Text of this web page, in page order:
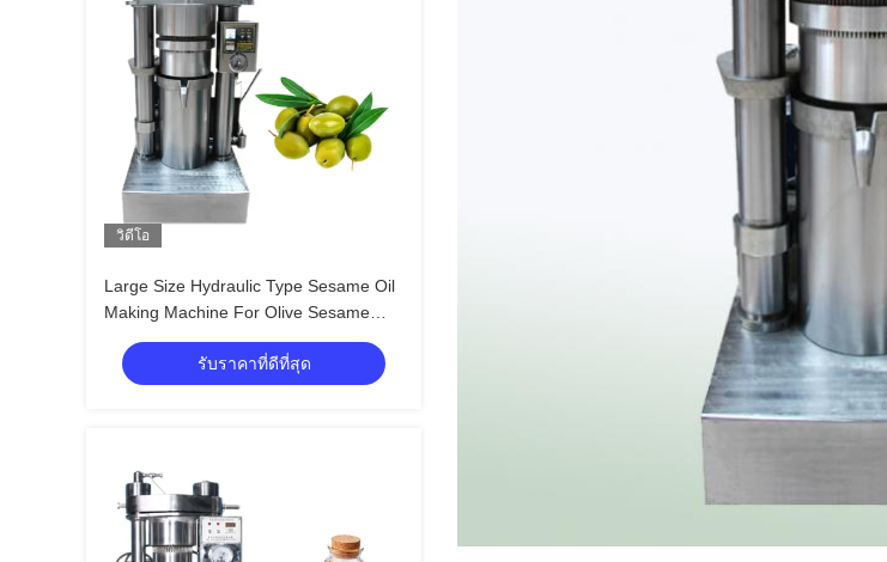
วิดีโอ
Large Size Hydraulic Type Sesame Oil
Making Machine For Olive Sesame
Avocado
รับราคาที่ดีที่สุด